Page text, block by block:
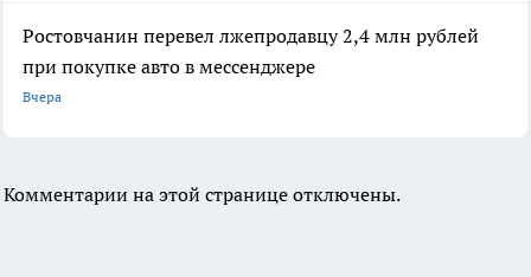
Ростовчанин перевел лжепродавцу 2,4 млн рублей
при покупке авто в мессенджере
Вчера
Комментарии на этой странице отключены.